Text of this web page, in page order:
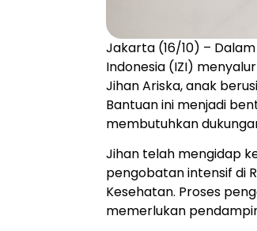
Jakarta (16/10) –
Indonesia (IZI)
Jihan Ariska, anak
Bantuan ini menjadi
membutuhkan
Jihan telah mengidap
pengobatan intensif di
Kesehatan. Proses
memerlukan